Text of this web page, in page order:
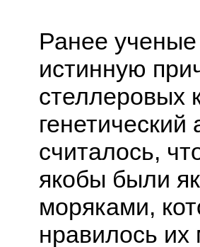
Ранее
истинную
стеллеровых
считалось,
якобы были
моряками,
нравилось их